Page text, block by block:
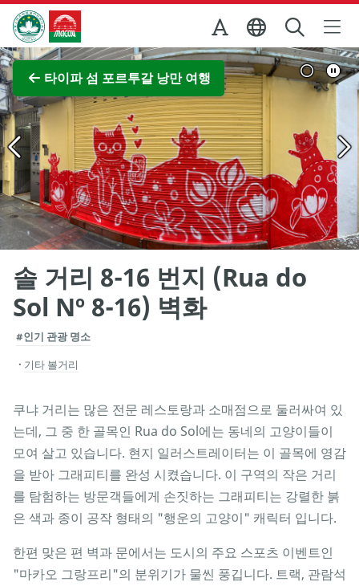
Skip to Main Content
마카오정부관광청
타이파 섬 포르투갈 낭만 여행
전체 이미지 보기
솔 거리 8-16 번지 (Rua do
Sol Nº 8-16) 벽화
#인기 관광 명소
기타 볼거리
쿠냐 거리는 많은 전문 레스토랑과 소매점으로 둘러싸여 있
는데, 그 중 한 골목인 Rua do Sol에는 동네의 고양이들이
모여 살고 있습니다. 현지 일러스트레이터는 이 골목에 영감
을 받아 그래피티를 완성 시켰습니다. 이 구역의 작은 거리
를 탐험하는 방문객들에게 손짓하는 그래피티는 강렬한 붉
은 색과 종이 공작 형태의 "행운의 고양이" 캐릭터 입니다.
한편 맞은 편 벽과 문에서는 도시의 주요 스포츠 이벤트인
"마카오 그랑프리"의 분위기가 물씬 풍깁니다. 트랙, 관람석